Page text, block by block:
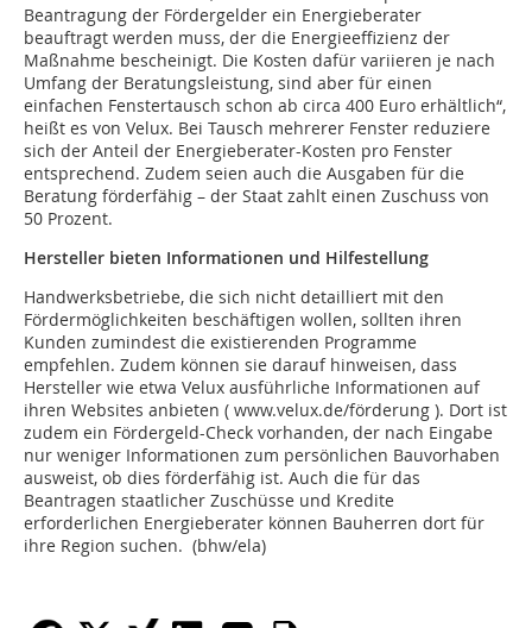
Beantragung der Fördergelder ein Energieberater
beauftragt werden muss, der die Energieeffizienz der
Maßnahme bescheinigt. Die Kosten dafür variieren je nach
Umfang der Beratungsleistung, sind aber für einen
einfachen Fenstertausch schon ab circa 400 Euro erhältlich“,
heißt es von Velux. Bei Tausch mehrerer Fenster reduziere
sich der Anteil der Energieberater-Kosten pro Fenster
entsprechend. Zudem seien auch die Ausgaben für die
Beratung förderfähig – der Staat zahlt einen Zuschuss von
50 Prozent.
Hersteller bieten Informationen und Hilfestellung
Handwerksbetriebe, die sich nicht detailliert mit den
Fördermöglichkeiten beschäftigen wollen, sollten ihren
Kunden zumindest die existierenden Programme
empfehlen. Zudem können sie darauf hinweisen, dass
Hersteller wie etwa Velux ausführliche Informationen auf
ihren Websites anbieten ( www.velux.de/förderung ). Dort ist
zudem ein Fördergeld-Check vorhanden, der nach Eingabe
nur weniger Informationen zum persönlichen Bauvorhaben
ausweist, ob dies förderfähig ist. Auch die für das
Beantragen staatlicher Zuschüsse und Kredite
erforderlichen Energieberater können Bauherren dort für
ihre Region suchen. (bhw/ela)